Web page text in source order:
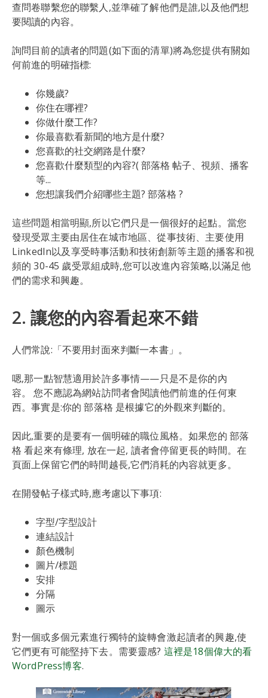
查問卷聯繫您的聯繫人,並準確了解他們是誰,以及他們想
要閱讀的內容。
詢問目前的讀者的問題(如下面的清單)將為您提供有關如
何前進的明確指標:
你幾歲?
你住在哪裡?
你做什麼工作?
你最喜歡看新聞的地方是什麼?
您喜歡的社交網路是什麼?
您喜歡什麼類型的內容?( 部落格 帖子、視頻、播客
等...
您想讓我們介紹哪些主題? 部落格 ?
這些問題相當明顯,所以它們只是一個很好的起點。當您
發現受眾主要由居住在城市地區、從事技術、主要使用
LinkedIn以及享受時事活動和技術創新等主題的播客和視
頻的 30-45 歲受眾組成時,您可以改進內容策略,以滿足他
們的需求和興趣。
2. 讓您的內容看起來不錯
人們常說:「不要用封面來判斷一本書」。
嗯,那一點智慧適用於許多事情——只是不是你的內
容。 您不應認為網站訪問者會閱讀他們前進的任何東
西。事實是:你的 部落格 是根據它的外觀來判斷的。
因此,重要的是要有一個明確的職位風格。如果您的 部落
格 看起來有條理, 放在一起, 讀者會停留更長的時間。在
頁面上保留它們的時間越長,它們消耗的內容就更多。
在開發帖子樣式時,應考慮以下事項:
字型/字型設計
連結設計
顏色機制
圖片/標題
安排
分隔
圖示
對一個或多個元素進行獨特的旋轉會激起讀者的興趣,使
它們更有可能堅持下去。需要靈感? 這裡是18個偉大的看
WordPress博客.